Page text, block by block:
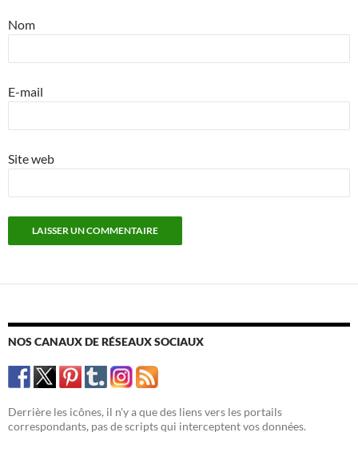
Nom
E-mail
Site web
NOS CANAUX DE RÉSEAUX SOCIAUX
Derrière les icônes, il n'y a que des liens vers les portails
correspondants, pas de scripts qui interceptent vos données.